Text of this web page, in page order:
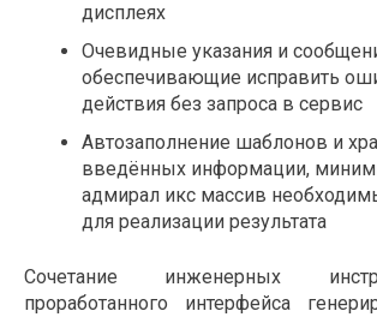
дисплеях
Очевидные указания и
обеспечивающие исправить
действия без запроса в сервис
Автозаполнение шаблонов и
введённых информации,
адмирал икс массив
для реализации результата
Сочетание инженерных
проработанного интерфейса